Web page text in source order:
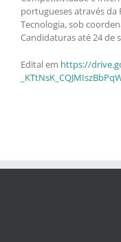
portugueses através da
Tecnologia, sob
Candidaturas até 24 de
Edital em https://